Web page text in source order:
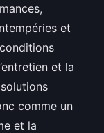
et
et la
comme un
et la